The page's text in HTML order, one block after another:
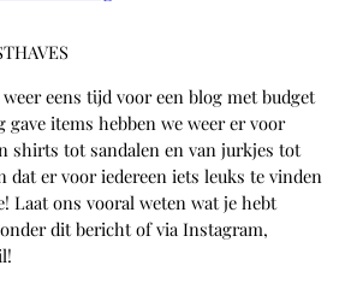
eens tijd voor een blog met budget
items hebben we weer er voor
shirts tot sandalen en van jurkjes tot
dat er voor iedereen iets leuks te vinden
Laat ons vooral weten wat je hebt
dit bericht of via Instagram,